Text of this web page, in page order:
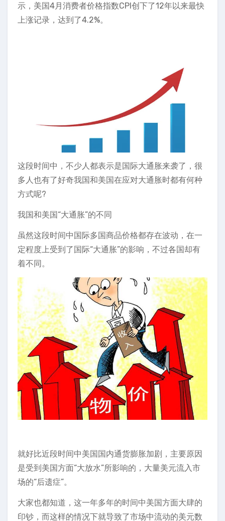
示，美国4月消费者价格指数CPI创下了12年以来最快
上涨记录，达到了4.2%。
这段时间中，不少人都表示是国际大通胀来袭了，很
多人也有了好奇我国和美国在应对大通胀时都有何种
方式呢?
我国和美国“大通胀”的不同
虽然这段时间中国际多国商品价格都存在波动，在一
定程度上受到了国际“大通胀”的影响，不过各国却有
着不同。
就好比近段时间中美国国内通货膨胀加剧，主要原因
是受到美国方面“大放水”所影响的，大量美元流入市
场的“后遗症”。
大家也都知道，这一年多年的时间中美国方面大肆的
印钞，而这样的情况下就导致了市场中流动的美元数